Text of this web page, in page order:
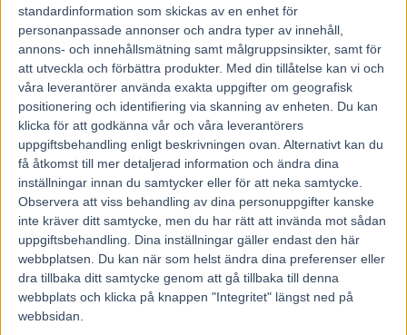
standardinformation som skickas av en enhet för
personanpassade annonser och andra typer av innehåll,
annons- och innehållsmätning samt målgruppsinsikter, samt för
att utveckla och förbättra produkter. Med din tillåtelse kan vi och
våra leverantörer använda exakta uppgifter om geografisk
positionering och identifiering via skanning av enheten. Du kan
klicka för att godkänna vår och våra leverantörers
uppgiftsbehandling enligt beskrivningen ovan. Alternativt kan du
få åtkomst till mer detaljerad information och ändra dina
inställningar innan du samtycker eller för att neka samtycke.
Observera att viss behandling av dina personuppgifter kanske
inte kräver ditt samtycke, men du har rätt att invända mot sådan
uppgiftsbehandling. Dina inställningar gäller endast den här
webbplatsen. Du kan när som helst ändra dina preferenser eller
dra tillbaka ditt samtycke genom att gå tillbaka till denna
webbplats och klicka på knappen "Integritet" längst ned på
webbsidan.
1 DIGITAL CLASS s 6 Ulf Ohlsson
kämpade tappert utanpå Hevin Boko och får överbetyg
som trea
5 MELLBY FREE s 7 Björn Goop
6-utv, med 750 kv, med i fjärdespår 300 kv, ut 200 kv, bra
avslutning o visade 10,2 si 800, tävlade med skor runt om
11 LA VERITE v 4 Jorma Kontio
5-utv, på 1700 kv o utv led 1450 kv, höll starkt men fick ge
sig mot en smygkörd hääst
7 B.SACAMANO v 4 Micael Melander